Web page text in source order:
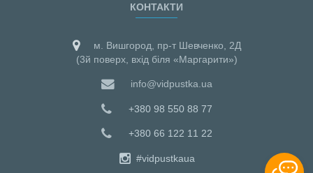
КОНТАКТИ
м. Вишгород, пр-т Шевченко, 2Д
(3й поверх, вхід біля «Маргарити»)
info@vidpustka.ua
+380 98 550 88 77
+380 66 122 11 22
#vidpustkaua